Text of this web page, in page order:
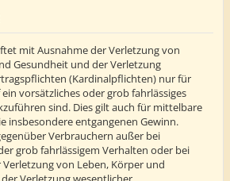
mit Ausnahme der Verletzung von
Gesundheit und der Verletzung
(Kardinalpflichten) nur für
vorsätzliches oder grob fahrlässiges
sind. Dies gilt auch für mittelbare
insbesondere entgangenen Gewinn.
Verbrauchern außer bei
grob fahrlässigem Verhalten oder bei
Verletzung von Leben, Körper und